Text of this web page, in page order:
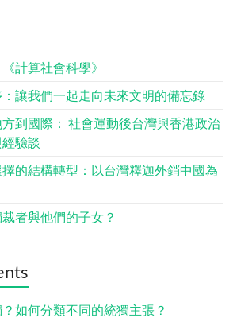
計算社會科學》
：讓我們一起走向未來文明的備忘錄
到國際： 社會運動後台灣與香港政治
驗談
的結構轉型：以台灣釋迦外銷中國為
者與他們的子女？
如何分類不同的統獨主張？